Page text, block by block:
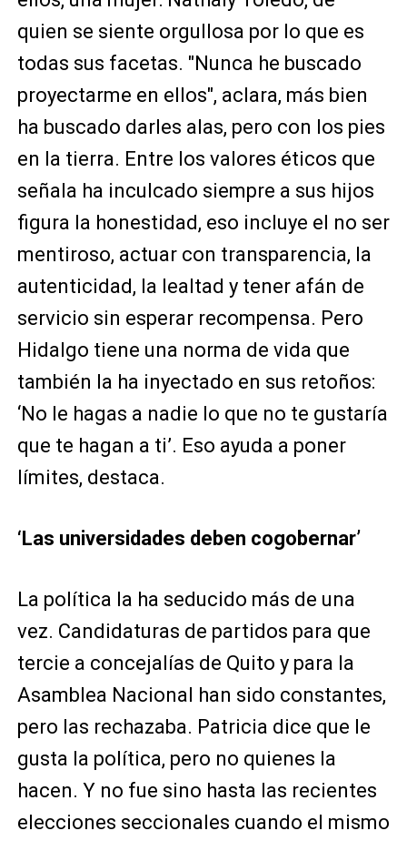
quien se siente orgullosa por lo que es
todas sus facetas. "Nunca he buscado
proyectarme en ellos", aclara, más bien
ha buscado darles alas, pero con los pies
en la tierra. Entre los valores éticos que
señala ha inculcado siempre a sus hijos
figura la honestidad, eso incluye el no ser
mentiroso, actuar con transparencia, la
autenticidad, la lealtad y tener afán de
servicio sin esperar recompensa. Pero
Hidalgo tiene una norma de vida que
también la ha inyectado en sus retoños:
‘No le hagas a nadie lo que no te gustaría
que te hagan a ti’. Eso ayuda a poner
límites, destaca.
‘Las universidades deben cogobernar’
La política la ha seducido más de una
vez. Candidaturas de partidos para que
tercie a concejalías de Quito y para la
Asamblea Nacional han sido constantes,
pero las rechazaba. Patricia dice que le
gusta la política, pero no quienes la
hacen. Y no fue sino hasta las recientes
elecciones seccionales cuando el mismo